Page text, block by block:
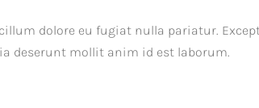
dolore eu fugiat nulla pariatur.
deserunt mollit anim id est laborum.